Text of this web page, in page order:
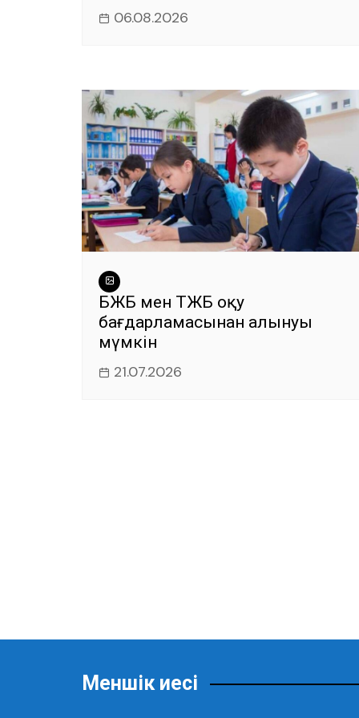
06.08.2026
БЖБ мен ТЖБ оқу
бағдарламасынан алынуы
мүмкін
21.07.2026
Меншік иесі